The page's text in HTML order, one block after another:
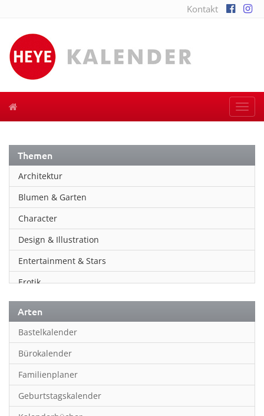
Kontakt
Themen
Architektur
Blumen & Garten
Character
Design & Illustration
Entertainment & Stars
Erotik
Essen & Trinken
Familienplaner
Fantasy
Film
Fotokunst
Frauen
Arten
Bastelkalender
Bürokalender
Familienplaner
Geburtstagskalender